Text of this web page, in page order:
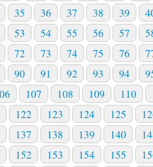
35 36 37 38 39
53 54 55 56 57
72 73 74 75 76
90 91 92 93 94
107 108 109 110
122 123 124 125
137 138 139 140
152 153 154 155